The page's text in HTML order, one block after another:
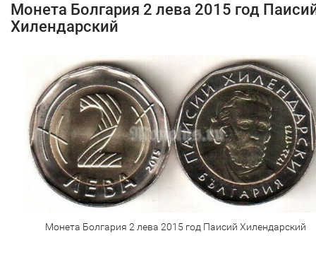
Монета Болгария 2 лева 2015 год
Хилендарский
Монета Болгария 2 лева 2015 год Паисий Хилендарский